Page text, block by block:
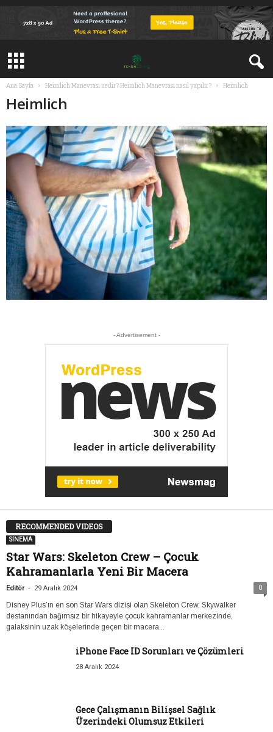
Ana Sayfa Heimlich Manevrası nedir? Heimlich Manevrası nasıl yapılır? Heimlich
Heimlich
- Advertisement -
RECOMMENDED VIDEOS
SİNEMA
Star Wars: Skeleton Crew – Çocuk
Kahramanlarla Yeni Bir Macera
Editör - 29 Aralık 2024 0
Disney Plus’ın en son Star Wars dizisi olan Skeleton Crew, Skywalker
destanından bağımsız bir hikayeyle çocuk kahramanlar merkezinde,
galaksinin uzak köşelerinde geçen bir macera...
iPhone Face ID Sorunları ve Çözümleri
28 Aralık 2024
Gece Çalışmanın Bilişsel Sağlık
Üzerindeki Olumsuz Etkileri